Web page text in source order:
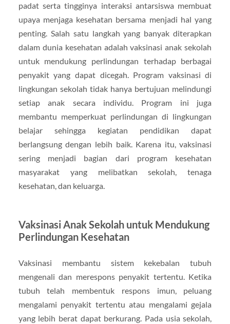
padat serta tingginya interaksi antarsiswa membuat
upaya menjaga kesehatan bersama menjadi hal yang
penting. Salah satu langkah yang banyak diterapkan
dalam dunia kesehatan adalah vaksinasi anak sekolah
untuk mendukung perlindungan terhadap berbagai
penyakit yang dapat dicegah. Program vaksinasi di
lingkungan sekolah tidak hanya bertujuan melindungi
setiap anak secara individu. Program ini juga
membantu memperkuat perlindungan di lingkungan
belajar sehingga kegiatan pendidikan dapat
berlangsung dengan lebih baik. Karena itu, vaksinasi
sering menjadi bagian dari program kesehatan
masyarakat yang melibatkan sekolah, tenaga
kesehatan, dan keluarga.
Vaksinasi Anak Sekolah untuk Mendukung
Perlindungan Kesehatan
Vaksinasi membantu sistem kekebalan tubuh
mengenali dan merespons penyakit tertentu. Ketika
tubuh telah membentuk respons imun, peluang
mengalami penyakit tertentu atau mengalami gejala
yang lebih berat dapat berkurang. Pada usia sekolah,